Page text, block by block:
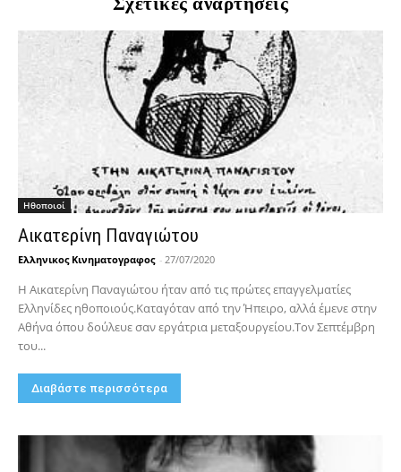
Hθοποιοί
Αικατερίνη Παναγιώτου
Ελληνικος Κινηματογραφος - 27/07/2020
Η Αικατερίνη Παναγιώτου ήταν από τις πρώτες επαγγελματίες
Ελληνίδες ηθοποιούς.Καταγόταν από την Ήπειρο, αλλά έμενε στην
Αθήνα όπου δούλευε σαν εργάτρια μεταξουργείου.Τον Σεπτέμβρη
του...
Διαβάστε περισσότερα